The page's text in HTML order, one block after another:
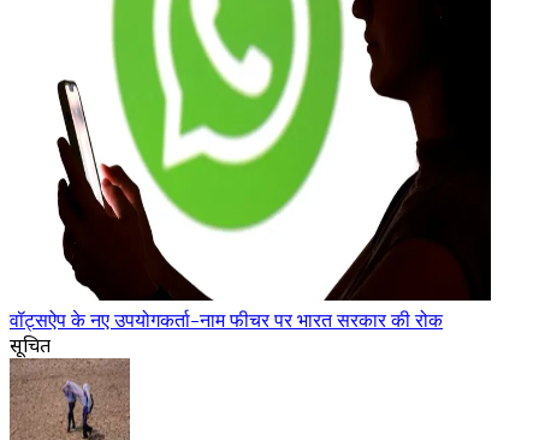
वॉट्सऐप के नए उपयोगकर्ता-नाम फीचर पर भारत सरकार की रोक
सूचित